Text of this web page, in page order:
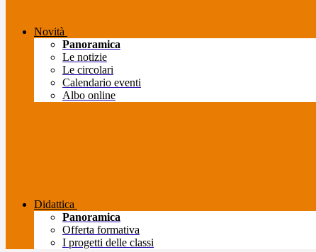
Novità
Panoramica
Le notizie
Le circolari
Calendario eventi
Albo online
Didattica
Panoramica
Offerta formativa
I progetti delle classi